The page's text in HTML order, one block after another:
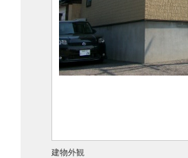
建物外観